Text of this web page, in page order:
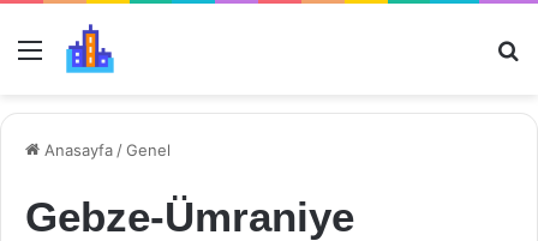
Menü
Anasayfa /Genel
Gebze-Ümraniye